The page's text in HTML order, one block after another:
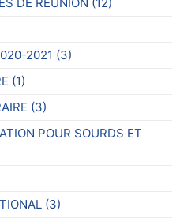
2021 (3)
(1)
(3)
POUR SOURDS ET
(3)